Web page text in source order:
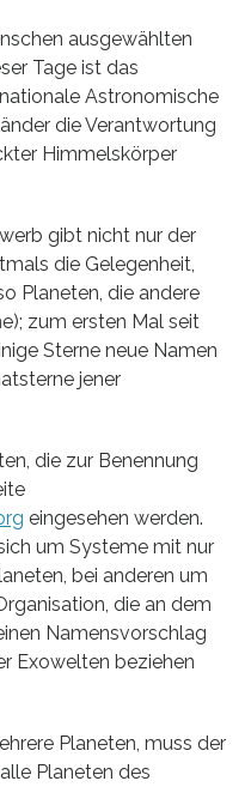
ausgewählten
Tage ist das
Astronomische
die Verantwortung
Himmelskörper
gibt nicht nur der
die Gelegenheit,
Planeten, die andere
zum ersten Mal seit
Sterne neue Namen
jener
die zur Benennung
eingesehen werden.
um Systeme mit nur
bei anderen um
die an dem
Namensvorschlag
Exowelten beziehen
Planeten, muss der
Planeten des